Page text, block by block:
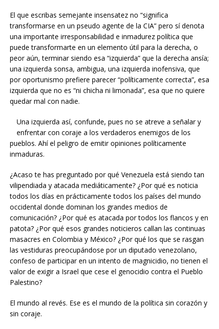
El que escribas semejante insensatez no “significa
transformarse en un pseudo agente de la CIA” pero sí denota
una importante irresponsabilidad e inmadurez política que
puede transformarte en un elemento útil para la derecha, o
peor aún, terminar siendo esa “izquierda” que la derecha ansía;
una izquierda sonsa, ambigua, una izquierda inofensiva, que
por oportunismo prefiere parecer “políticamente correcta”, esa
izquierda que no es “ni chicha ni limonada”, esa que no quiere
quedar mal con nadie.
Una izquierda así, confunde, pues no se atreve a señalar y
enfrentar con coraje a los verdaderos enemigos de los
pueblos. Ahí el peligro de emitir opiniones políticamente
inmaduras.
¿Acaso te has preguntado por qué Venezuela está siendo tan
vilipendiada y atacada mediáticamente? ¿Por qué es noticia
todos los días en prácticamente todos los países del mundo
occidental donde dominan los grandes medios de
comunicación? ¿Por qué es atacada por todos los flancos y en
patota? ¿Por qué esos grandes noticieros callan las continuas
masacres en Colombia y México? ¿Por qué los que se rasgan
las vestiduras preocupándose por un diputado venezolano,
confeso de participar en un intento de magnicidio, no tienen el
valor de exigir a Israel que cese el genocidio contra el Pueblo
Palestino?
El mundo al revés. Ese es el mundo de la política sin corazón y
sin coraje.